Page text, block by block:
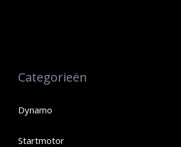
Categorieën
Dynamo
Startmotor